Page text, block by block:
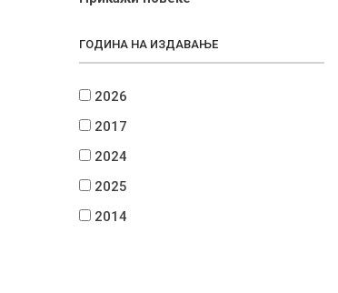
ГОДИНА НА ИЗДАВАЊЕ
2026
2017
2024
2025
2014